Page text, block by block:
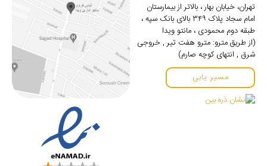
تهران، خیابان بهار ، بالاتر از بیمارستان
امام سجاد پلاک ۳۴۹ بالای بانک سپه ،
طبقه دوم محمودی ، مانتو ویدا
(از طریق مترو: مترو هفت تیر , خروجی
شرق , انتهای کوچه صارم)
مسیر یابی